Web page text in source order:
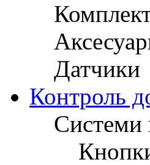
Датчики
Контроль
Системи